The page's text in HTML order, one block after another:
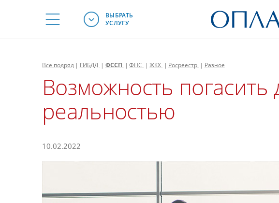
ВЫБРАТЬ
УСЛУГУ
Все подряд | ГИБДД | ФССП | ФНС | ЖКХ | Росреестр | Разное
Возможность погасить
реальностью
10.02.2022